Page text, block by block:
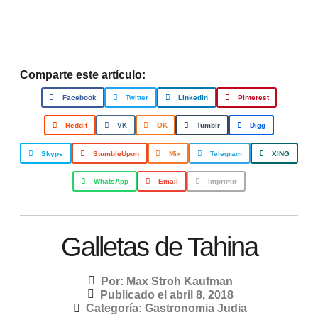
Comparte este artículo:
Facebook Twitter LinkedIn Pinterest
Reddit VK OK Tumblr Digg
Skype StumbleUpon Mix Telegram XING
WhatsApp Email Imprimir
Galletas de Tahina
Por: Max Stroh Kaufman
Publicado el abril 8, 2018
Categoría: Gastronomia Judia